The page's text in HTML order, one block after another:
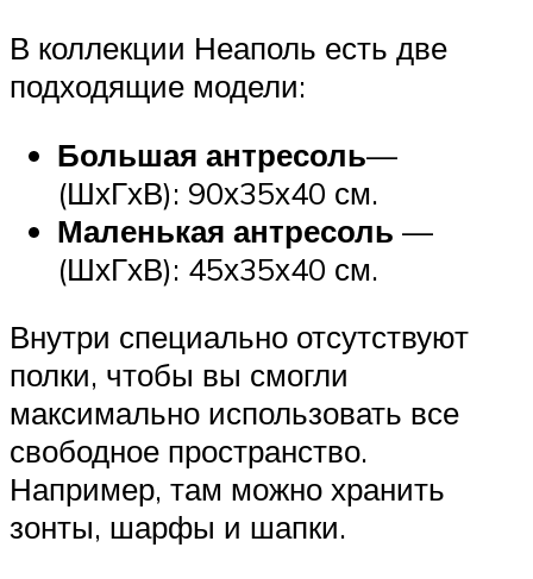
В коллекции Неаполь есть две
подходящие модели:
Большая антресоль—
(ШхГхВ): 90х35х40 см.
Маленькая антресоль —
(ШхГхВ): 45х35х40 см.
Внутри специально отсутствуют
полки, чтобы вы смогли
максимально использовать все
свободное пространство.
Например, там можно хранить
зонты, шарфы и шапки.